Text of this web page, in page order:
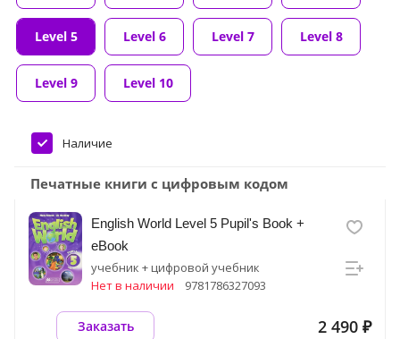
Level 5 Level 6 Level 7 Level 8
Level 9 Level 10
Наличие
Печатные книги с цифровым кодом
English World Level 5 Pupil's Book +
eBook
учебник + цифровой учебник
Нет в наличии
9781786327093
2 490 ₽
Заказать